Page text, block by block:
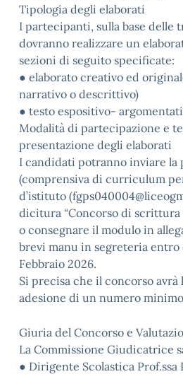
Tipologia degli elaborati
I partecipanti, sulla base delle
dovranno realizzare un
sezioni di seguito specificate:
● elaborato creativo ed
narrativo o descrittivo)
● testo espositivo-
Modalità di partecipazione e
presentazione degli elaborati
I candidati potranno inviare
(comprensiva di curriculum
d’istituto
dicitura “Concorso di scrittura
o consegnare il modulo in
brevi manu in segreteria entro
Febbraio 2026.
Si precisa che il concorso avrà
adesione di un numero
Giuria del Concorso e
La Commissione Giudicatrice
● Dirigente Scolastica Prof.ssa